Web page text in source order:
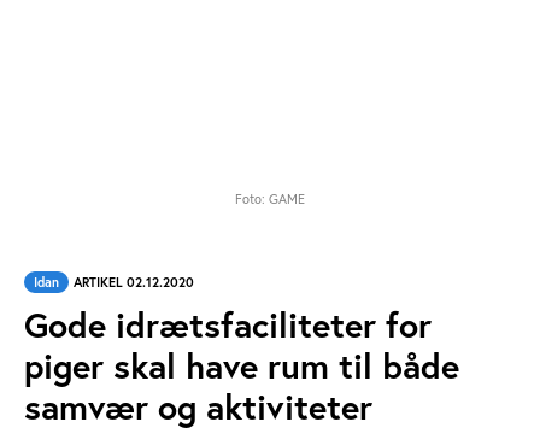
Foto: GAME
Idan ARTIKEL 02.12.2020
Gode idrætsfaciliteter for
piger skal have rum til både
samvær og aktiviteter